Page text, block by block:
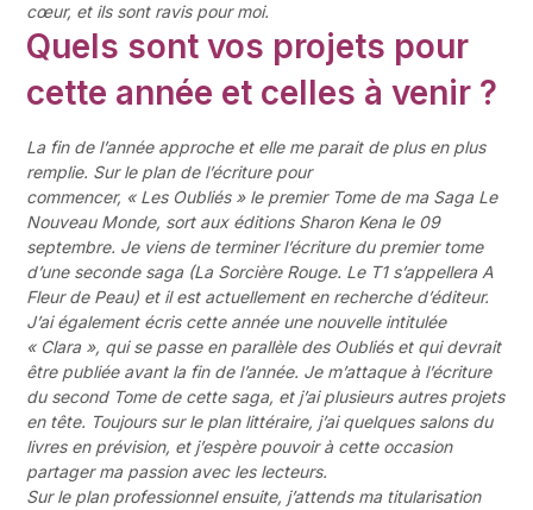
cœur, et ils sont ravis pour moi.
Quels sont vos projets pour
cette année et celles à venir ?
La fin de l’année approche et elle me parait de plus en plus
remplie. Sur le plan de l’écriture pour
commencer, « Les Oubliés » le premier Tome de ma Saga Le
Nouveau Monde, sort aux éditions Sharon Kena le 09
septembre. Je viens de terminer l’écriture du premier tome
d’une seconde saga (La Sorcière Rouge. Le T1 s’appellera A
Fleur de Peau) et il est actuellement en recherche d’éditeur.
J’ai également écris cette année une nouvelle intitulée
« Clara », qui se passe en parallèle des Oubliés et qui devrait
être publiée avant la fin de l’année. Je m’attaque à l’écriture
du second Tome de cette saga, et j’ai plusieurs autres projets
en tête. Toujours sur le plan littéraire, j’ai quelques salons du
livres en prévision, et j’espère pouvoir à cette occasion
partager ma passion avec les lecteurs.
Sur le plan professionnel ensuite, j’attends ma titularisation